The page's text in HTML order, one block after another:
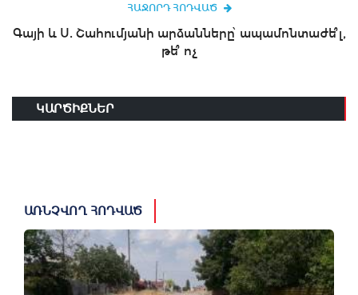
ՀԱՋՈՐԴ ՀՈԴՎԱԾ
Գայի և Ս. Շահումյանի արձանները՝ ապամոնտաժե՞լ,
թե՞ ոչ
ԿԱՐԾԻՔՆԵՐ
ԱՌՆՉՎՈՂ ՀՈԴՎԱԾ